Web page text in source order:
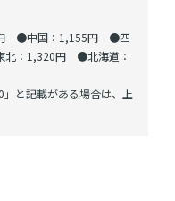
円 ●中国：1,155円 ●四
北：1,320円 ●北海道：
と記載がある場合は、上